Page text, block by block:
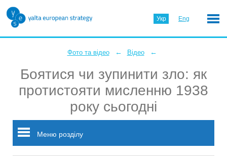
Укр Eng
Фото та відео ← Відео ←
Боятися чи зупинити зло: як
протистояти мисленню 1938
року сьогодні
Меню розділу